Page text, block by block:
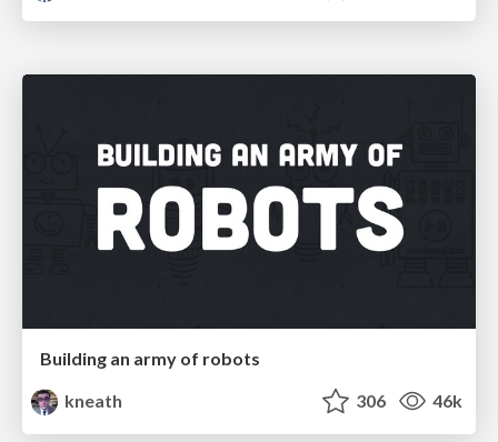
Building an army of robots
kneath
306 46k